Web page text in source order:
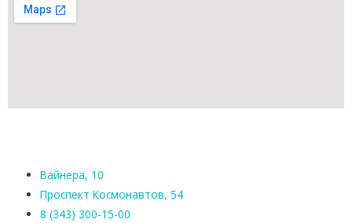
Вайнера, 10
Проспект Космонавтов, 54
8 (343) 300-15-00